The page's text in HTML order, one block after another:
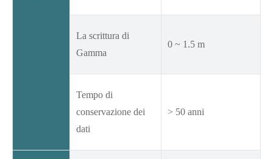
La scrittura di
Gamma
0 ~ 1.5 m
Tempo di
conservazione dei
dati
> 50 anni